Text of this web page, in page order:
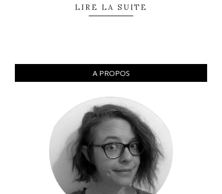
LIRE LA SUITE
A PROPOS